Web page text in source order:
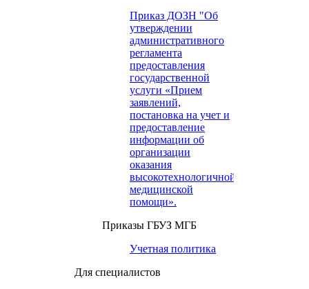
Приказ ДОЗН "Об
утверждении
административного
регламента
предоставления
государственной
услуги «Прием
заявлений,
постановка на учет и
предоставление
информации об
организации
оказания
высокотехнологичной
медицинской
помощи».
Приказы ГБУЗ МГБ
Учетная политика
Для специалистов